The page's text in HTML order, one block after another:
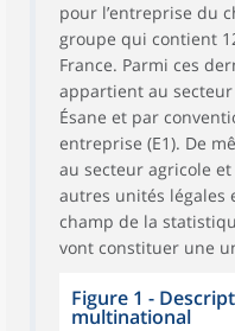
pour l’entreprise du
groupe qui contient
France. Parmi ces
appartient au
Ésane et par
entreprise (E1). De
au secteur agricole et
autres unités légales
champ de la
vont constituer une
Figure 1 -
multinational